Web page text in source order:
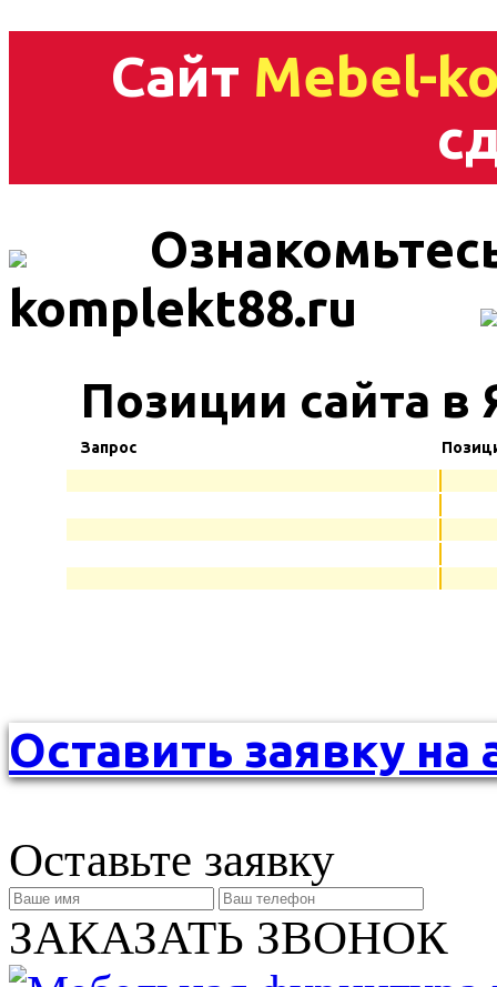
Сайт Mebel-
komplekt88.ru
Позиции сайта в
Запрос
Оставить заявку на
Оставьте заявку
ЗАКАЗАТЬ ЗВОНОК